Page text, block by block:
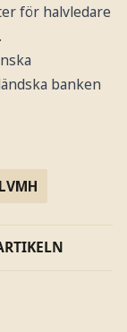
för halvledare
banken
LVMH